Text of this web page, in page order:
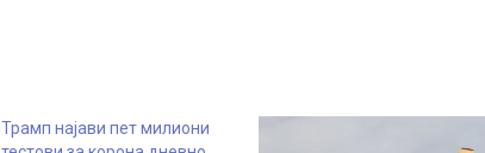
Трамп најави пет милиони